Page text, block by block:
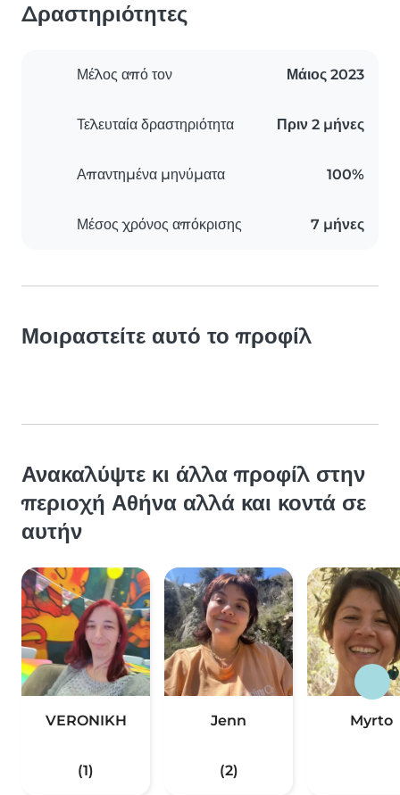
Δραστηριότητες
Μέλος από τον Μάιος 2023
Τελευταία δραστηριότητα Πριν 2 μήνες
Απαντημένα μηνύματα 100%
Μέσος χρόνος απόκρισης 7 μήνες
Μοιραστείτε αυτό το προφίλ
Ανακαλύψτε κι άλλα προφίλ στην
περιοχή Αθήνα αλλά και κοντά σε
αυτήν
VERONIKH
(1)
Jenn
(2)
Myrto